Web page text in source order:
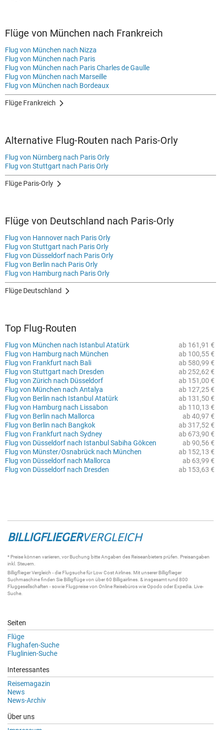
Flüge von München nach Frankreich
Flug von München nach Nizza
Flug von München nach Paris
Flug von München nach Paris Charles de Gaulle
Flug von München nach Marseille
Flug von München nach Bordeaux
Flüge Frankreich
Alternative Flug-Routen nach Paris-Orly
Flug von Nürnberg nach Paris Orly
Flug von Stuttgart nach Paris Orly
Flüge Paris-Orly
Flüge von Deutschland nach Paris-Orly
Flug von Hannover nach Paris Orly
Flug von Stuttgart nach Paris Orly
Flug von Düsseldorf nach Paris Orly
Flug von Berlin nach Paris Orly
Flug von Hamburg nach Paris Orly
Flüge Deutschland
Top Flug-Routen
ab 161,91 €
Flug von München nach Istanbul Atatürk
ab 100,55 €
Flug von Hamburg nach München
ab 580,99 €
Flug von Frankfurt nach Bali
ab 252,62 €
Flug von Stuttgart nach Dresden
ab 151,00 €
Flug von Zürich nach Düsseldorf
ab 127,25 €
Flug von München nach Antalya
ab 131,50 €
Flug von Berlin nach Istanbul Atatürk
ab 110,13 €
Flug von Hamburg nach Lissabon
ab 40,97 €
Flug von Berlin nach Mallorca
ab 317,52 €
Flug von Berlin nach Bangkok
ab 673,90 €
Flug von Frankfurt nach Sydney
ab 90,56 €
Flug von Düsseldorf nach Istanbul Sabiha Gökcen
ab 152,13 €
Flug von Münster/Osnabrück nach München
ab 63,99 €
Flug von Düsseldorf nach Mallorca
ab 153,63 €
Flug von Düsseldorf nach Dresden
BILLIGFLIEGERVERGLEICH
* Preise können variieren, vor Buchung bitte Angaben des Reiseanbieters prüfen. Preisangaben
inkl. Steuern.
BilligfliegerVergleich - die Flugsuchefür Low Cost Airlines. Mit unsererBilligflieger
Suchmaschinefinden Sie Billigflügevon über 60 Billigairlines . & insgesamt rund 800
Fluggesellschaften - sowie Flugpreise von Online Reisebüros wie Opodo oder Expedia. Live-
Suche
Seiten
Flüge
Flughafen-Suche
Fluglinien-Suche
Interessantes
Reisemagazin
News
News-Archiv
Über uns